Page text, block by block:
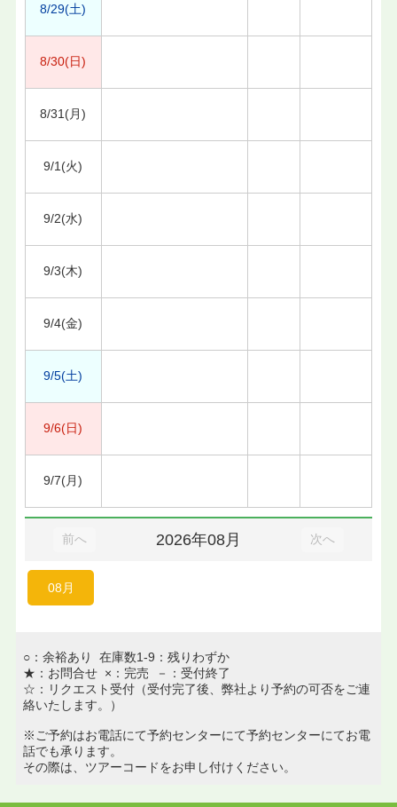
8/29(土)
8/30(日)
8/31(月)
9/1(火)
9/2(水)
9/3(木)
9/4(金)
9/5(土)
9/6(日)
9/7(月)
前へ 2026年08月 次へ
08月
○：余裕あり 在庫数1-9：残りわずか
★：お問合せ ×：完売 －：受付終了
☆：リクエスト受付（受付完了後、弊社より予約の可否をご連
絡いたします。）
※ご予約はお電話にて予約センターにて予約センターにてお電
話でも承ります。
その際は、ツアーコードをお申し付けください。